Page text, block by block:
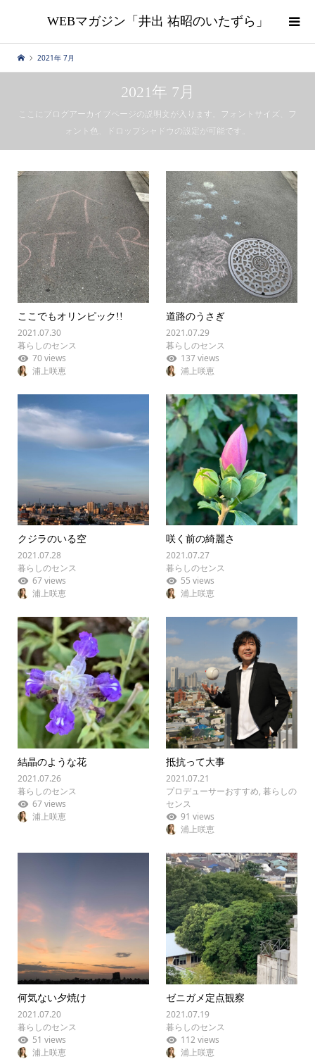
WEBマガジン「井出 祐昭のいたずら」
2021年 7月
2021年 7月
ここにブログアーカイブページの説明文が入ります。フォントサイズ、フ
ォント色、ドロップシャドウの設定が可能です。
ここでもオリンピック!!
2021.07.30
暮らしのセンス
70 views
浦上咲恵
道路のうさぎ
2021.07.29
暮らしのセンス
137 views
浦上咲恵
クジラのいる空
2021.07.28
暮らしのセンス
67 views
浦上咲恵
咲く前の綺麗さ
2021.07.27
暮らしのセンス
55 views
浦上咲恵
結晶のような花
2021.07.26
暮らしのセンス
67 views
浦上咲恵
抵抗って大事
2021.07.21
プロデューサーおすすめ,暮らしの
センス
91 views
浦上咲恵
何気ない夕焼け
2021.07.20
暮らしのセンス
51 views
浦上咲恵
ゼニガメ定点観察
2021.07.19
暮らしのセンス
112 views
浦上咲恵